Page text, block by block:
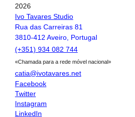
2026
Ivo Tavares Studio
Rua das Carreiras 81
3810-412 Aveiro, Portugal
(+351) 934 082 744
«Chamada para a rede móvel nacional»
catia@ivotavares.net
Facebook
Twitter
Instagram
LinkedIn